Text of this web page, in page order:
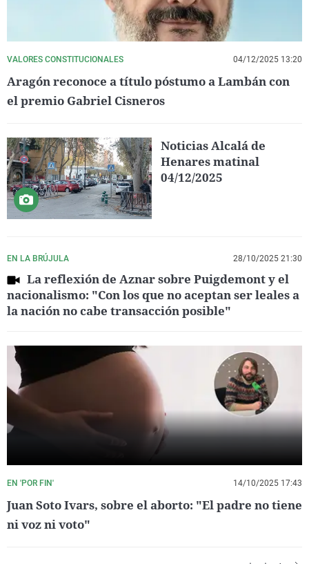
VALORES CONSTITUCIONALES 04/12/2025 13:20
Aragón reconoce a título póstumo a Lambán con
el premio Gabriel Cisneros
Noticias Alcalá de
Henares matinal
04/12/2025
EN LA BRÚJULA 28/10/2025 21:30
La reflexión de Aznar sobre Puigdemont y el
nacionalismo: "Con los que no aceptan ser leales a
la nación no cabe transacción posible"
EN 'POR FIN' 14/10/2025 17:43
Juan Soto Ivars, sobre el aborto: "El padre no tiene
ni voz ni voto"